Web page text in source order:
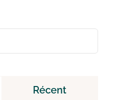
Récent